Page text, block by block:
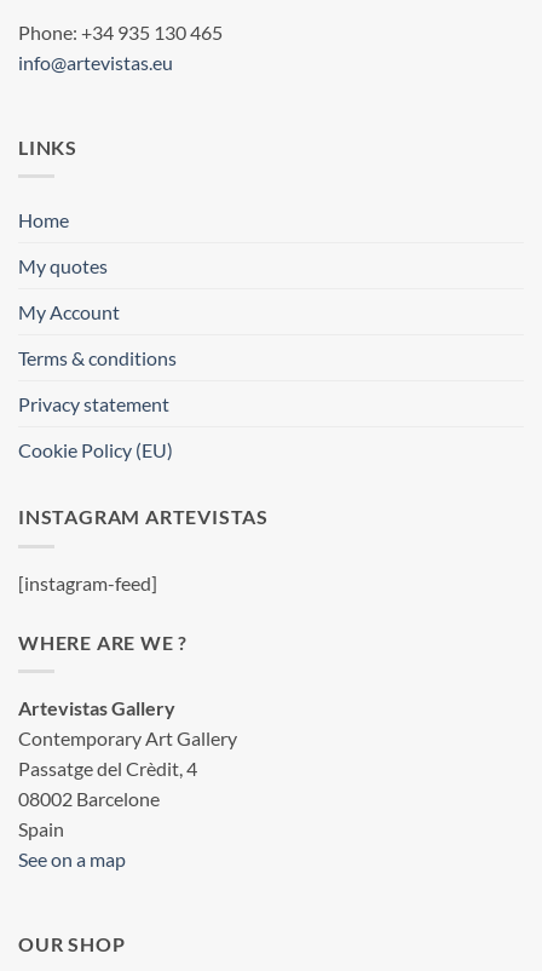
Phone: +34 935 130 465
info@artevistas.eu
LINKS
Home
My quotes
My Account
Terms & conditions
Privacy statement
Cookie Policy (EU)
INSTAGRAM ARTEVISTAS
[instagram-feed]
WHERE ARE WE ?
Artevistas Gallery
Contemporary Art Gallery
Passatge del Crèdit, 4
08002 Barcelone
Spain
See on a map
OUR SHOP